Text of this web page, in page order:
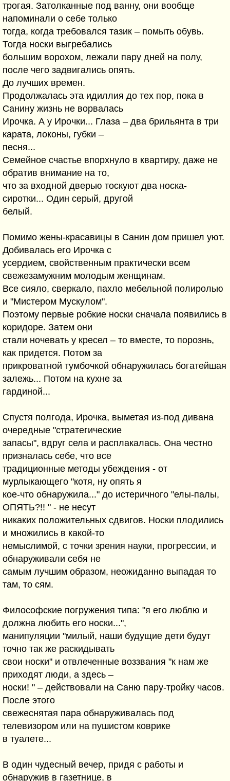
трогая. Затолканные под ванну, они вообще
напоминали о себе только
тогда, когда требовался тазик – помыть обувь.
Тогда носки выгребались
большим ворохом, лежали пару дней на полу,
после чего задвигались опять.
До лучших времен.
Продолжалась эта идиллия до тех пор, пока в
Санину жизнь не ворвалась
Ирочка. А у Ирочки... Глаза – два брильянта в три
карата, локоны, губки –
песня...
Семейное счастье впорхнуло в квартиру, даже не
обратив внимание на то,
что за входной дверью тоскуют два носка-
сиротки... Один серый, другой
белый.
Помимо жены-красавицы в Санин дом пришел уют.
Добивалась его Ирочка с
усердием, свойственным практически всем
свежезамужним молодым женщинам.
Все сияло, сверкало, пахло мебельной полиролью
и "Мистером Мускулом".
Поэтому первые робкие носки сначала появились в
коридоре. Затем они
стали ночевать у кресел – то вместе, то порознь,
как придется. Потом за
прикроватной тумбочкой обнаружилась богатейшая
залежь... Потом на кухне за
гардиной...
Спустя полгода, Ирочка, выметая из-под дивана
очередные "стратегические
запасы", вдруг села и расплакалась. Она честно
призналась себе, что все
традиционные методы убеждения - от
мурлыкающего "котя, ну опять я
кое-что обнаружила..." до истеричного "елы-палы,
ОПЯТЬ?!! " - не несут
никаких положительных сдвигов. Носки плодились
и множились в какой-то
немыслимой, с точки зрения науки, прогрессии, и
обнаруживали себя не
самым лучшим образом, неожиданно выпадая то
там, то сям.
Философские погружения типа: "я его люблю и
должна любить его носки...",
манипуляции "милый, наши будущие дети будут
точно так же раскидывать
свои носки" и отвлеченные воззвания "к нам же
приходят люди, а здесь –
носки! " – действовали на Саню пару-тройку часов.
После этого
свежеснятая пара обнаруживалась под
телевизором или на пушистом коврике
в туалете...
В один чудесный вечер, придя с работы и
обнаружив в газетнице, в